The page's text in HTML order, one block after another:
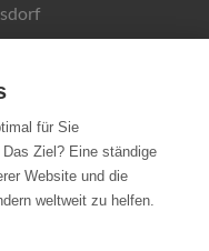
Caritas eG
für Sie
Ziel? Eine ständige
Website und die
weltweit zu helfen.